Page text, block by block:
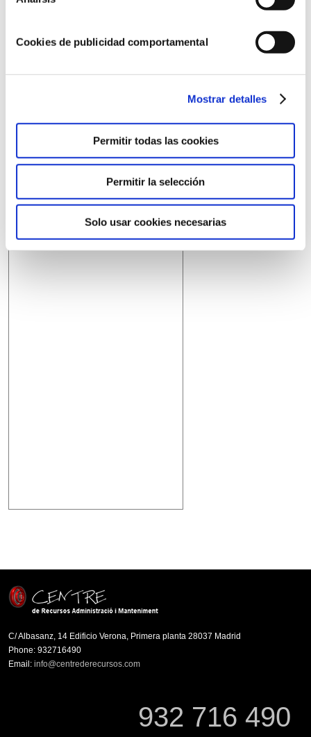
Cookies de publicidad comportamental
Mostrar detalles
Permitir todas las cookies
Permitir la selección
Solo usar cookies necesarias
C/ Albasanz, 14 Edificio Verona, Primera planta 28037 Madrid
Phone: 932716490
Email: info@centrederecursos.com
932 716 490